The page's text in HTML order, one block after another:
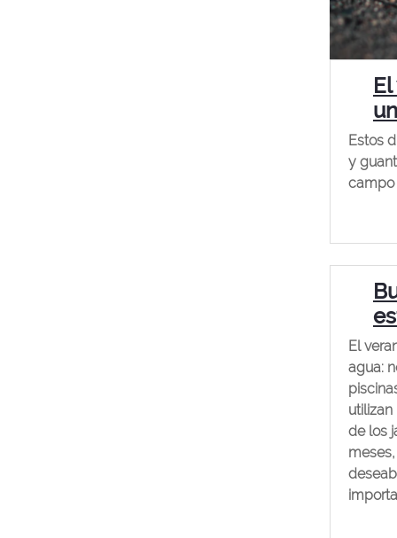
Estos
y
campo
El
agua:
de los